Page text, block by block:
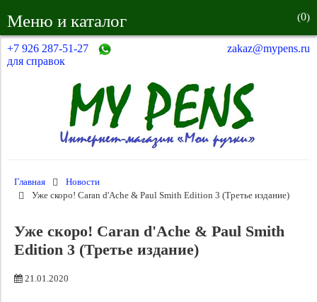
Меню и каталог (0)
+7 926 287-51-27
для справок
zakaz@mypens.ru
Главная
Новости
Уже скоро! Caran d'Ache & Paul Smith Edition 3 (Третье издание)
Уже скоро! Caran d'Ache & Paul Smith
Edition 3 (Третье издание)
21.01.2020